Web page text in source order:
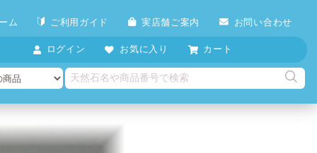
ム ご利用ガイド 実店舗ご案内 お問い合わせ
ログイン お気に入り カート